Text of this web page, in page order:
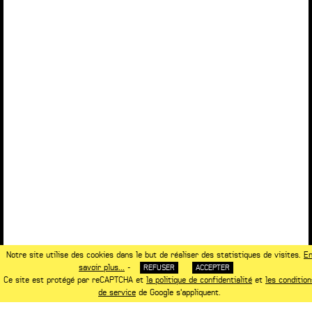
Notre site utilise des cookies dans le but de réaliser des statistiques de visites. En
savoir plus...
- REFUSER ACCEPTER
Ce site est protégé par reCAPTCHA et la politique de confidentialité et les
de service de Google s'appliquent.